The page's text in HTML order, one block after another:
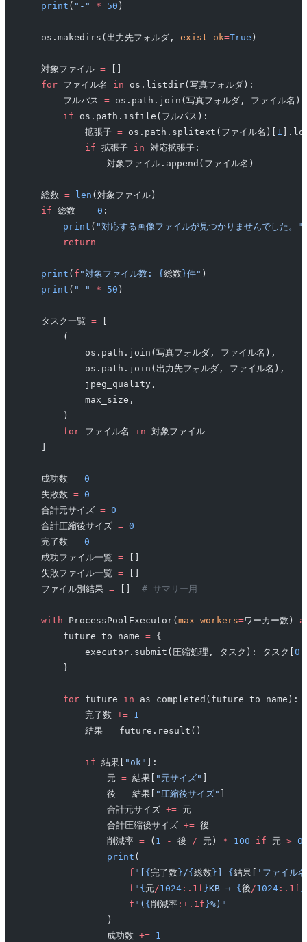
    print
( "-" * 50 )
    os.makedirs(出力先フォルダ,
exist_ok=True )
    対象ファイル
=
    for
ファイル名 in os.listdir(写真フォルダ):
        フルパス
= os.path.join(写真フォルダ, ファイル名)
        if
os.path.isfile(フルパス):
            拡張子
= os.path.splitext(ファイル名)[ 1
            if
拡張子 in 対応拡張子:
                対象ファイル.append(ファイル名)
    総数
= len (対象ファイル)
    if
総数 == 0 :
        print
( "対応する画像ファイルが見つかりませんでした。"
        return
    print
( f "対象ファイル数: { 総数 }件" )
    print
( "-" * 50 )
    タスク一覧
=
        (
            os.path.join(写真フォルダ, ファイル名),
            os.path.join(出力先フォルダ, ファイル名),
            jpeg_quality,
            max_size,
        )
        for
ファイル名 in 対象ファイル
    成功数
= 0
    失敗数
= 0
    合計元サイズ
= 0
    合計圧縮後サイズ
= 0
    完了数
= 0
    成功ファイル一覧
=
    失敗ファイル一覧
=
    ファイル別結果
= # サマリー用
    with
ProcessPoolExecutor( max_workers=ワーカー数)
        future_to_name
= {
            executor.submit(圧縮処理, タスク): タスク[
0
        }
        for
future in as_completed(future_to_name):
            完了数
+= 1
            結果
= future.result()
            if
結果[ "ok"
]:
                元
= 結果[ "元サイズ"
                後
= 結果[ "圧縮後サイズ"
                合計元サイズ
+= 元
                合計圧縮後サイズ
+= 後
                削減率
= ( 1 - 後 / 元) * 100 if 元 > 0
                print
(
                    f
"[ { 完了数 }/{ 総数 } { 結果[
'ファイル
                    f
" { 元/1024 :.1f }KB → { 後/1024 :.1f
                    f
"( { 削減率 :+.1f }%)"
                )
                成功数
+= 1